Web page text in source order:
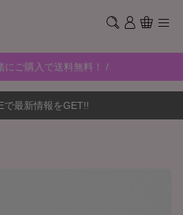
にご購入で送料無料！ /
で最新情報をGET!!